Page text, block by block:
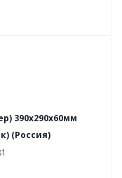
390х290х60мм
(Россия)